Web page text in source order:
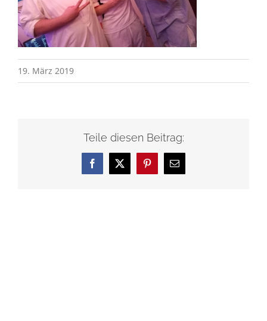
19. März 2019
Teile diesen Beitrag:
Facebook
X Pinterest
E-
Mail